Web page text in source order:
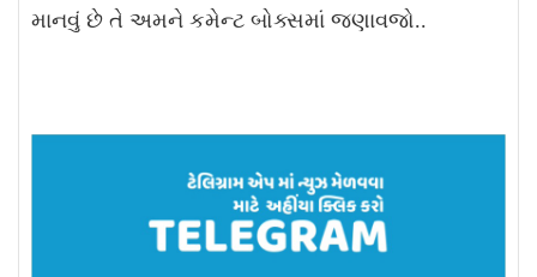
માનવું છે તે અમને કમેન્ટ બોક્સમાં જણાવજો..